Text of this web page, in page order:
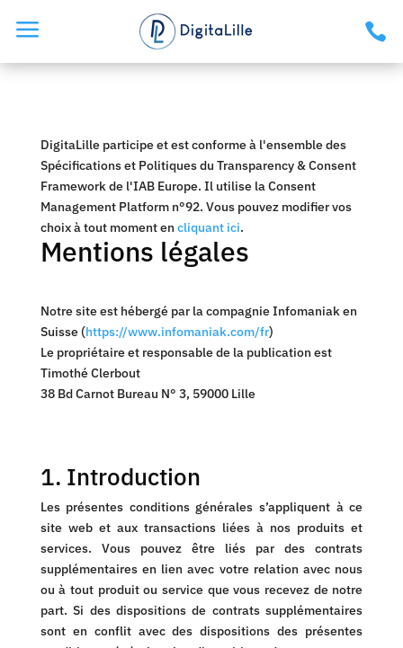
a 
DigitaLille participe et est conforme à l'ensemble des
Spécifications et Politiques du Transparency & Consent
Framework de l'IAB Europe. Il utilise la Consent
Management Platform n°92. Vous pouvez modifier vos
choix à tout moment en cliquant ici.
Mentions légales
Notre site est hébergé par la compagnie Infomaniak en
Suisse (https://www.infomaniak.com/fr)
Le propriétaire et responsable de la publication est
Timothé Clerbout
38 Bd Carnot Bureau N° 3, 59000 Lille
1. Introduction
Les présentes conditions générales s’appliquent à ce
site web et aux transactions liées à nos produits et
services. Vous pouvez être liés par des contrats
supplémentaires en lien avec votre relation avec nous
ou à tout produit ou service que vous recevez de notre
part. Si des dispositions de contrats supplémentaires
sont en conflit avec des dispositions des présentes